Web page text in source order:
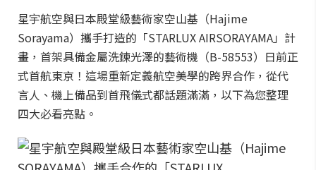
星宇航空與日本殿堂級藝術家空山基（Hajime
Sorayama）攜手打造的「STARLUX AIRSORAYAMA」計
畫，首架具備金屬洗鍊光澤的藝術機（B-58553）日前正
式首航東京！這場重新定義航空美學的跨界合作，從代
言人、機上備品到首飛儀式都話題滿滿，以下為您整理
四大必看亮點。